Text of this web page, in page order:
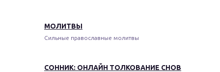
МОЛИТВЫ
Сильные православные молитвы
СОННИК: ОНЛАЙН ТОЛКОВАНИЕ СНОВ